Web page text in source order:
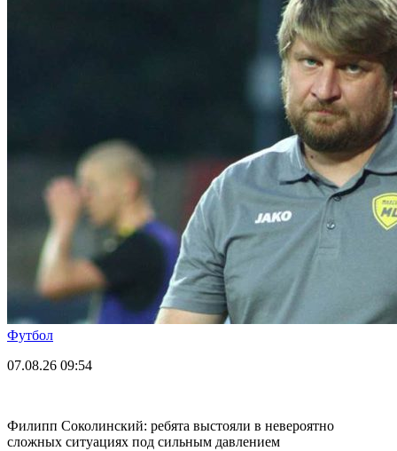
Футбол
07.08.26 09:54
Филипп Соколинский: ребята выстояли в невероятно
сложных ситуациях под сильным давлением